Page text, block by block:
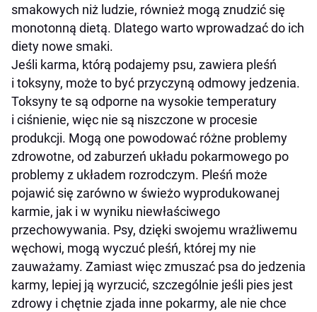
smakowych niż ludzie, również mogą znudzić się
monotonną dietą. Dlatego warto wprowadzać do ich
diety nowe smaki.
Jeśli karma, którą podajemy psu, zawiera pleśń
i toksyny, może to być przyczyną odmowy jedzenia.
Toksyny te są odporne na wysokie temperatury
i ciśnienie, więc nie są niszczone w procesie
produkcji. Mogą one powodować różne problemy
zdrowotne, od zaburzeń układu pokarmowego po
problemy z układem rozrodczym. Pleśń może
pojawić się zarówno w świeżo wyprodukowanej
karmie, jak i w wyniku niewłaściwego
przechowywania. Psy, dzięki swojemu wrażliwemu
węchowi, mogą wyczuć pleśń, której my nie
zauważamy. Zamiast więc zmuszać psa do jedzenia
karmy, lepiej ją wyrzucić, szczególnie jeśli pies jest
zdrowy i chętnie zjada inne pokarmy, ale nie chce